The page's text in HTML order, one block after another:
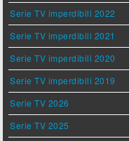
Serie TV imperdibili 2022
Serie TV imperdibili 2021
Serie TV imperdibili 2020
Serie TV imperdibili 2019
Serie TV 2026
Serie TV 2025